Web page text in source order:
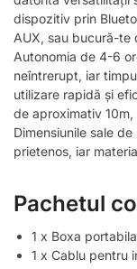
dispozitiv prin
AUX, sau bucură-te
Autonomia de 4-6
neîntrerupt, iar
utilizare rapidă și
de aproximativ
Dimensiunile sale
prietenos, iar
Pachetul
1 x Boxa
1 x Cablu pentru